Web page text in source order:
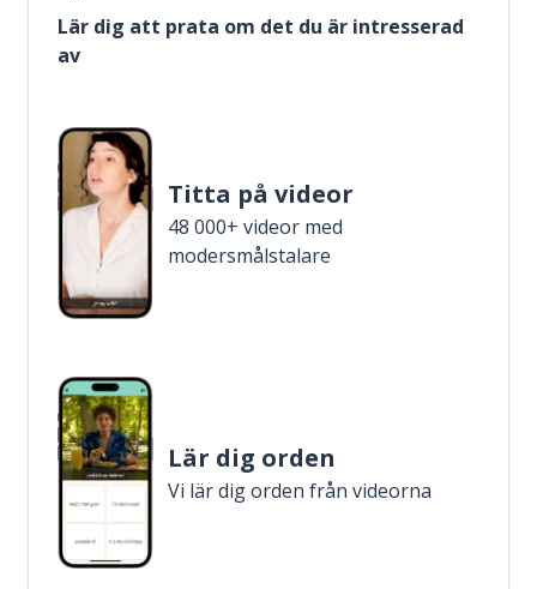
Lär dig att prata om det du är intresserad
av
Titta på videor
48 000+ videor med
modersmålstalare
Lär dig orden
Vi lär dig orden från videorna